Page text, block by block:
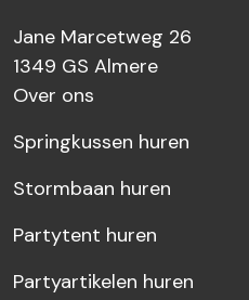
Jane Marcetweg 26
1349 GS Almere
Over ons
Springkussen huren
Stormbaan huren
Partytent huren
Partyartikelen huren